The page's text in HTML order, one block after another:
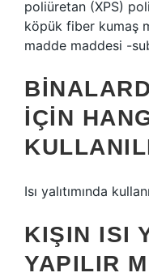
poliüretan (XPS)
köpük fiber kumaş
madde maddesi -
IÇIN
Isı yalıtımında
KIŞIN ISI
YAPILIR